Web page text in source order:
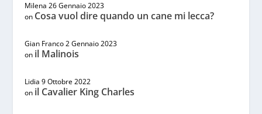
Milena 26 Gennaio 2023
on Cosa vuol dire quando un cane mi lecca?
Gian Franco 2 Gennaio 2023
on il Malinois
Lidia 9 Ottobre 2022
on il Cavalier King Charles